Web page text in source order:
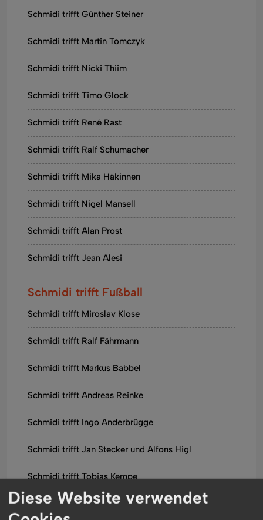
Schmidi trifft Günther Steiner
Schmidi trifft Martin Tomczyk
Schmidi trifft Nicki Thiim
Schmidi trifft Timo Glock
Schmidi trifft René Rast
Schmidi trifft Ralf Schumacher
Schmidi trifft Mika Häkinnen
Schmidi trifft Nigel Mansell
Schmidi trifft Alan Prost
Schmidi trifft Jean Alesi
Schmidi trifft Fußball
Schmidi trifft Miroslav Klose
Schmidi trifft Ralf Fährmann
Schmidi trifft Markus Babbel
Schmidi trifft Andreas Reinke
Schmidi trifft Ingo Anderbrügge
Schmidi trifft Jan Stecker und Alfons Higl
Schmidi trifft Tobias Kempe
Schmidi trifft Sami Khedira
Diese Website verwendet